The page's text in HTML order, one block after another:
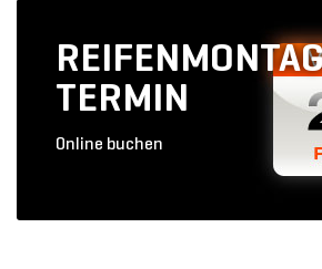
TERMIN
Online buchen